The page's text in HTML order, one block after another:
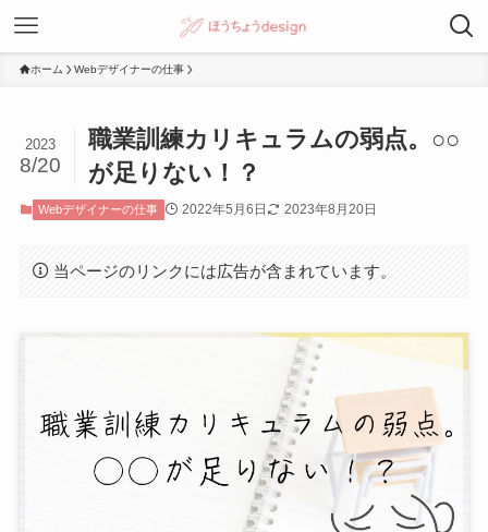
ホーム Webデザイナーの仕事
職業訓練カリキュラムの弱点。○○
が足りない！？
2023
8/20
Webデザイナーの仕事 2022年5月6日 2023年8月20日
当ページのリンクには広告が含まれています。